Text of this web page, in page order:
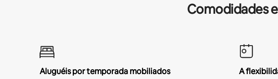
Comodidades
Aluguéis por temporada mobiliados
A